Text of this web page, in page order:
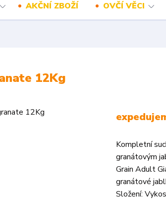
AKČNÍ ZBOŽÍ OVČÍ VĚCI
12Kg
Kompletní
granátovým
Grain Adult
granátové
Složení: